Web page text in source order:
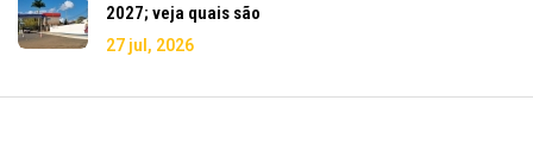
2027; veja quais são
27 jul, 2026